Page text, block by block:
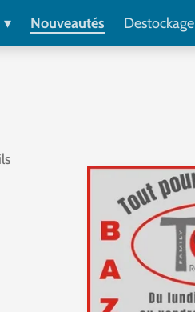
Nouveautés Destockage